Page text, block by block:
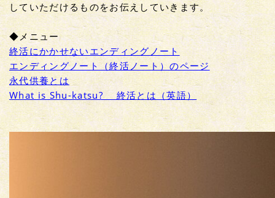
キ
ッ
プ
していただけるものをお伝えしていきます。
◆メニュー
終活にかかせないエンディングノート
エンディングノート（終活ノート）のページ
永代供養とは
What is Shu-katsu? 終活とは（英語）